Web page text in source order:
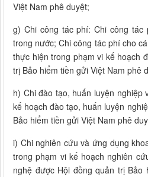
Việt Nam phê duyệt;
g) Chi công tác phí: Chi công
trong nước; Chi công tác phí cho
thực hiện trong phạm vi kế hoạch
trị Bảo hiểm tiền gửi Việt Nam phê
h) Chi đào tạo, huấn luyện nghiệp
kế hoạch đào tạo, huấn luyện
Bảo hiểm tiền gửi Việt Nam phê
i) Chi nghiên cứu và ứng dụng
trong phạm vi kế hoạch nghiên
nghệ được Hội đồng quản trị Bảo